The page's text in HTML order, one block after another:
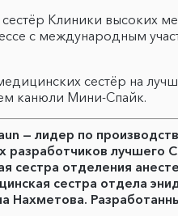
Клиники высоких
с международным
сестёр на
канюли Мини-Спайк.
— лидер по
лучшего
отделения
сестра отдела
Нахметова.